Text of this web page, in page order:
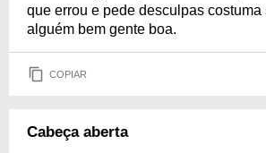
que errou e pede desculpas costuma
alguém bem gente boa.
COPIAR
Cabeça aberta